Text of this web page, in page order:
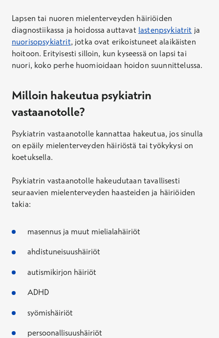
Lapsen tai nuoren mielenterveyden häiriöiden
diagnostiikassa ja hoidossa auttavat lastenpsykiatrit ja
nuorisopsykiatrit, jotka ovat erikoistuneet alaikäisten
hoitoon. Erityisesti silloin, kun kyseessä on lapsi tai
nuori, koko perhe huomioidaan hoidon suunnittelussa.
Milloin hakeutua psykiatrin
vastaanotolle?
Psykiatrin vastaanotolle kannattaa hakeutua, jos sinulla
on epäily mielenterveyden häiriöstä tai työkykysi on
koetuksella.
Psykiatrin vastaanotolle hakeudutaan tavallisesti
seuraavien mielenterveyden haasteiden ja häiriöiden
takia:
masennus ja muut mielialahäiriöt
ahdistuneisuushäiriöt
autismikirjon häiriöt
ADHD
syömishäiriöt
persoonallisuushäiriöt